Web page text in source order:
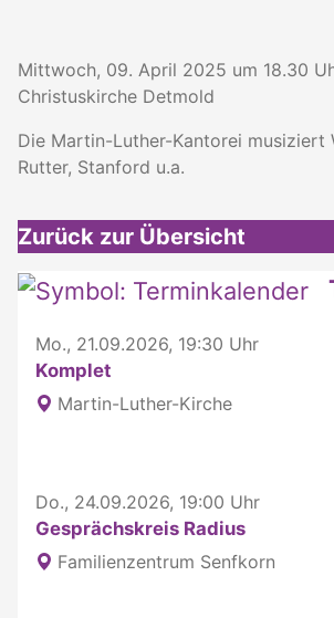
Mittwoch, 09. April 2025 um 18.30
Christuskirche Detmold
Die Martin-Luther-Kantorei musiziert
Rutter, Stanford u.a.
Zurück zur Übersicht
Weitere interessante Inhalte
Mo., 21.09.2026, 19:30 Uhr
Komplet
Martin-Luther-Kirche
Do., 24.09.2026, 19:00 Uhr
Gesprächskreis Radius
Familienzentrum Senfkorn